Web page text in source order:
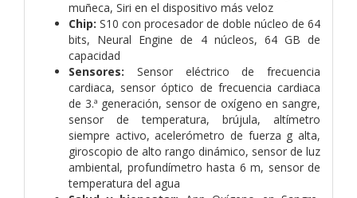
muñeca, Siri en el dispositivo más veloz
Chip: S10 con procesador de doble núcleo de 64
bits, Neural Engine de 4 núcleos, 64 GB de
capacidad
Sensores: Sensor eléctrico de frecuencia
cardiaca, sensor óptico de frecuencia cardiaca
de 3.ª generación, sensor de oxígeno en sangre,
sensor de temperatura, brújula, altímetro
siempre activo, acelerómetro de fuerza g alta,
giroscopio de alto rango dinámico, sensor de luz
ambiental, profundímetro hasta 6 m, sensor de
temperatura del agua